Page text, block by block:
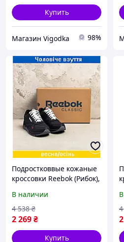
Купить
Магазин Vigodka 98%
Подростковвые кожаные
кроссовки Reebok (Рибок),
черные, кеды. Мужская
обувь
В наличии
2 269₴
4 538 ₴
Купить